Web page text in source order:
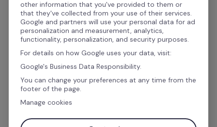
Descarga tu Formato de
Excel sobre la rotación de
personal
¿Estás buscando un método para gestionar la
rotación de tus empleados?
other information that you've provided to them or
that they've collected from your use of their services.
Google and partners will use your personal data for ad
personalization and measurement, analytics,
functionality, personalization, and security purposes.
For details on how Google uses your data, visit:
Google's Business Data Responsibility.
You can change your preferences at any time from the
footer of the page.
Manage cookies